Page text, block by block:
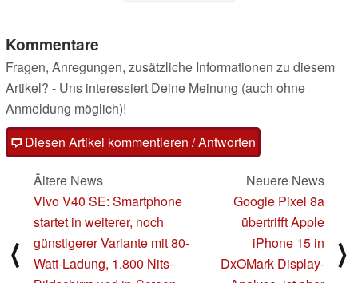
Kommentare
Fragen, Anregungen, zusätzliche Informationen zu diesem
Artikel? - Uns interessiert Deine Meinung (auch ohne
Anmeldung möglich)!
Diesen Artikel kommentieren / Antworten
⟨
Ältere News
Vivo V40 SE: Smartphone
startet in weiterer, noch
günstigerer Variante mit 80-
Watt-Ladung, 1.800 Nits-
Neuere News
Google Pixel 8a
übertrifft Apple
iPhone 15 in
DxOMark Display-
⟩